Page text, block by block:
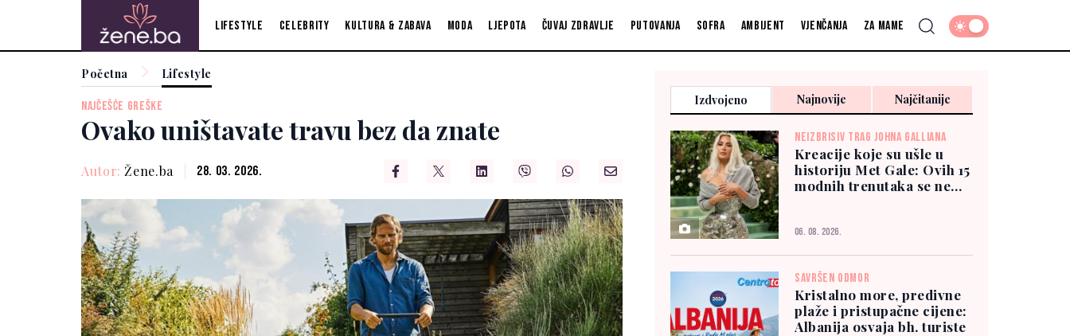
Lifestyle Celebrity Kultura & zabava Moda Ljepota Čuvaj zdravlje Putovanja Sofra Ambijent Vjenčanja Za mame
Početna Lifestyle
NAJČEŠĆE GREŠKE
Ovako uništavate travu bez da znate
Autor: Žene.ba 28. 03. 2026.
Izdvojeno Najnovije Najčitanije
NEIZBRISIV TRAG JOHNA GALLIANA
Kreacije koje su ušle u
historiju Met Gale: Ovih 15
modnih trenutaka se ne
06. 08. 2026.
SAVRŠEN ODMOR
Kristalno more, predivne
plaže i pristupačne cijene:
Albanija osvaja bh. turiste